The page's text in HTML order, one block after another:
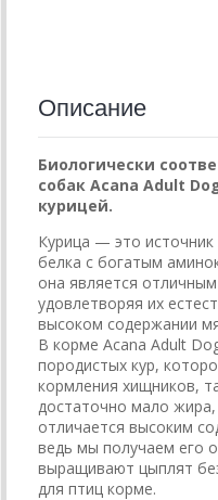
Описание
Биологически
собак Acana Adult
курицей.
Курица — это
белка с богатым
она является
удовлетворяя их
высоком содержании
В корме Acana Adult
породистых кур,
кормления хищников,
достаточно мало
отличается высоким
ведь мы получаем его
выращивают цыплят
для птиц корме.